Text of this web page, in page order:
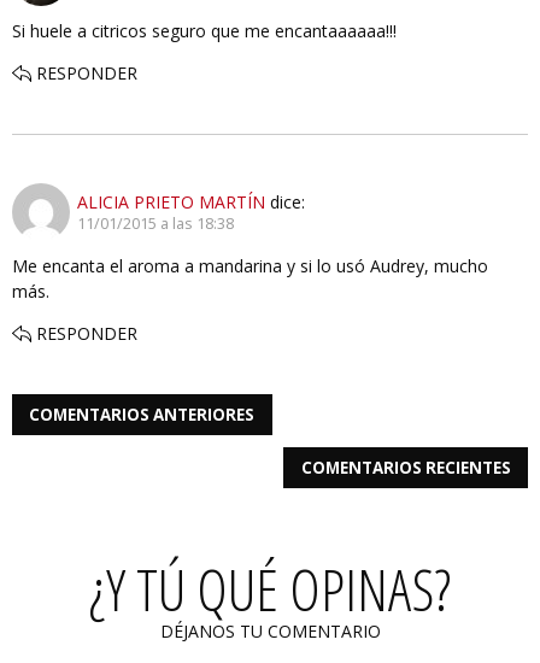
Si huele a citricos seguro que me encantaaaaaa!!!
RESPONDER
ALICIA PRIETO MARTÍN dice:
11/01/2015 a las 18:38
Me encanta el aroma a mandarina y si lo usó Audrey, mucho
más.
RESPONDER
COMENTARIOS ANTERIORES
COMENTARIOS RECIENTES
¿Y TÚ QUÉ OPINAS?
DÉJANOS TU COMENTARIO